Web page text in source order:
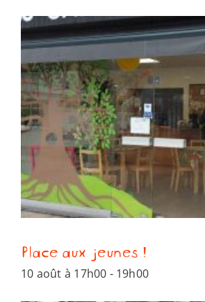
Place aux jeunes !
10 août à 17h00 - 19h00